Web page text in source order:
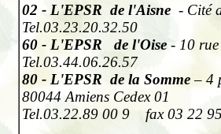
02 - L'EPSR de l'Aisne - Cité
Tel.03.23.20.32.50
60 - L'EPSR de l'Oise - 10
Tel.03.44.06.26.57
80 - L'EPSR de la Somme– 4
80044 Amiens Cedex 01
Tel.03.22.89 00 9
fax 03 22